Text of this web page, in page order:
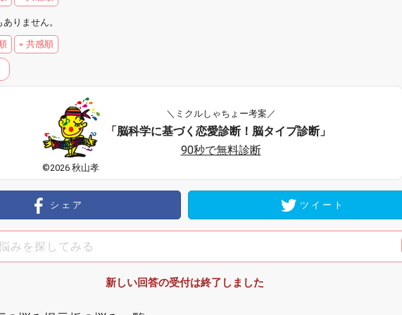
りません。
共感順
©2026 秋山孝
＼ミクルしゃちょー考案／
「脳科学に基づく恋愛診断！脳タイプ診断」
90秒で無料診断
シェア ツイート
新しい回答の受付は終了しました